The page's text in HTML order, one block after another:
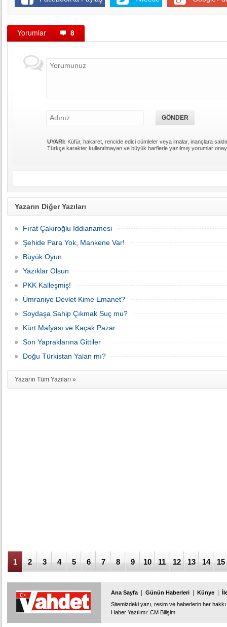
Yorumlar 8
UYARI: Küfür, hakaret, rencide edici cümleler veya imalar, inançlara
Türkçe karakter kullanılmayan ve büyük harflerle yazılmış yorumlar
Yazarın Diğer Yazıları
Fırat Çakıroğlu İddianamesi
Şehide Para Yok, Mankene Var!
Büyük Oyun
Yazıklar Olsun
PKK Kalleşmiş!
Ümraniye Devlet Kime Emanet?
Soydaşa Sahip Çıkmak Suç mu?
Kürt Mafyası ve Kaçak Pazar
Son Yapraklarına Gittiler
Doğu Türkistan Yalan mı?
Yazarın Tüm Yazıları »
1 2 3 4 5 6 7 8 9 10 11 12 13 14 15
Ana Sayfa Günün Haberleri Künye
Sitemizdeki yazı, resim ve haberlerin her
Haber Yazılımı: CM Bilişim